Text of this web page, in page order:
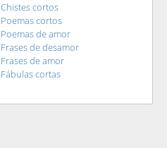
Chistes cortos
Poemas cortos
Poemas de amor
Frases de desamor
Frases de amor
Fábulas cortas